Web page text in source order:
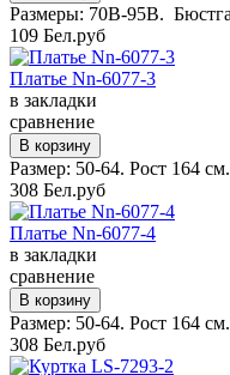
Размеры: 70B-95B.
109 Бел.руб
Платье Nn-6077-3
в закладки
сравнение
Размер: 50-64. Рост 164
308 Бел.руб
Платье Nn-6077-4
в закладки
сравнение
Размер: 50-64. Рост 164
308 Бел.руб